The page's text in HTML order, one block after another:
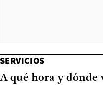
SERVICIOS
A qué hora y dónde